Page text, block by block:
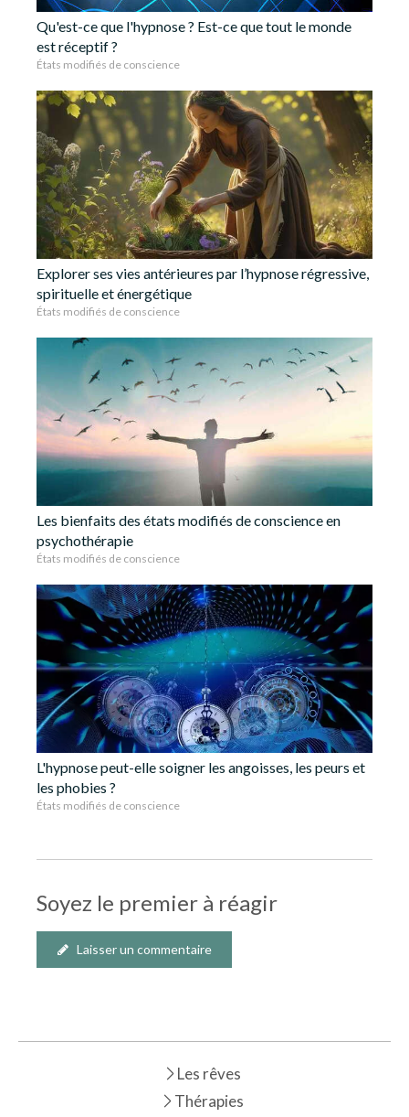
Qu'est-ce que l'hypnose ? Est-ce que tout le monde
est réceptif ?
États modifiés de conscience
Explorer ses vies antérieures par l’hypnose régressive,
spirituelle et énergétique
États modifiés de conscience
Les bienfaits des états modifiés de conscience en
psychothérapie
États modifiés de conscience
L'hypnose peut-elle soigner les angoisses, les peurs et
les phobies ?
États modifiés de conscience
Soyez le premier à réagir
Laisser un commentaire
Les rêves
Thérapies